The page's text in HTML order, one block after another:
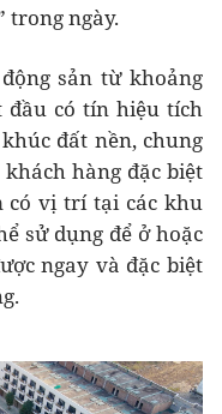
trong ngày.
sản từ khoảng
đầu có tín hiệu tích
đất nền, chung
hàng đặc biệt
có vị trí tại các khu
sử dụng để ở hoặc
ngay và đặc biệt